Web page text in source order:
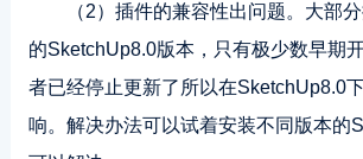
（2）插件的兼容性出问题。大部
的SketchUp8.0版本，只有极少数早期
者已经停止更新了所以在SketchUp8.0
响。解决办法可以试着安装不同版本的